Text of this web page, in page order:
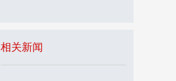
相关新闻